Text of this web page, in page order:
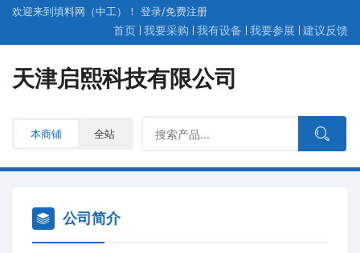
欢迎来到填料网（中工）！ 登录/免费注册
首页 我要采购 我有设备 我要参展 建议反馈
天津启熙科技有限公司
本商铺 全站
公司简介